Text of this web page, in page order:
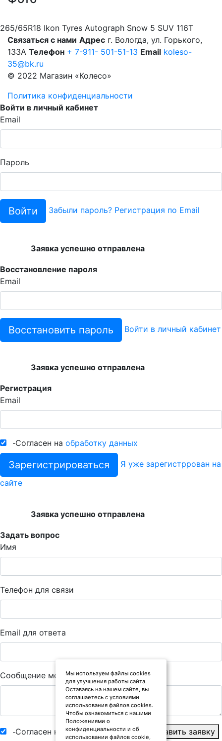
265/65R18 Ikon Tyres Autograph Snow 5 SUV 116T
Связаться с нами Адрес г. Вологда, ул. Горького,
133А Телефон + 7-911- 501-51-13 Email koleso-
35@bk.ru
© 2022 Магазин «Колесо»
Политика конфиденциальности
Войти в личный кабинет
Email
Пароль
Войти Забыли пароль? Регистрация по Email
Заявка успешно отправлена
Восстановление пароля
Email
Восстановить пароль Войти в личный кабинет
Заявка успешно отправлена
Регистрация
Email
Согласен на обработку данных
Зарегистрироваться
Я уже зарегистррован на
сайте
Заявка успешно отправлена
Задать вопрос
Имя
Телефон для связи
Email для ответа
Сообщение менеджеру
Согласен на обработку данных Отправить заявку
Мы используем файлы cookies
для улучшения работы сайта.
Оставаясь на нашем сайте, вы
соглашаетесь с условиями
использования файлов cookies.
Чтобы ознакомиться с нашими
Положениями о
конфиденциальности и об
использовании файлов cookie,